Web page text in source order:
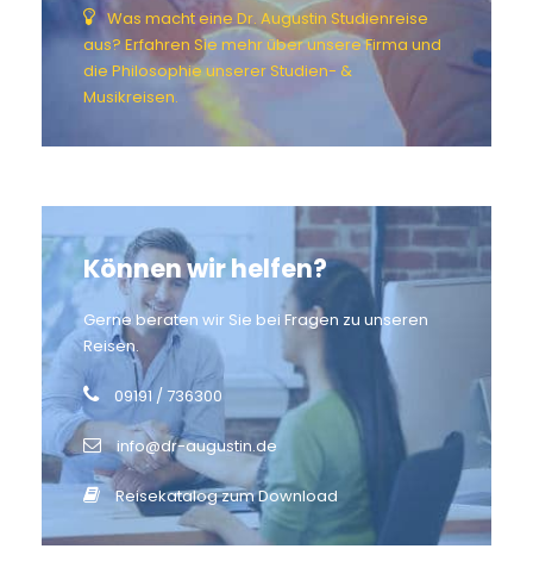
Was macht eine Dr. Augustin Studienreise
aus? Erfahren Sie mehr über unsere Firma und
die Philosophie unserer Studien- &
Musikreisen.
Können wir helfen?
Gerne beraten wir Sie bei Fragen zu unseren
Reisen.
09191 / 736300
info@dr-augustin.de
Reisekatalog zum Download